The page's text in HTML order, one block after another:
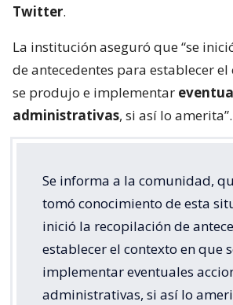
Twitter.
La institución aseguró que “se
de antecedentes para establecer
se produjo e implementar
administrativas, si así lo amerita”.
Se informa a la comunidad,
tomó conocimiento de esta
inició la recopilación de
establecer el contexto en que
implementar eventuales
administrativas, si así lo